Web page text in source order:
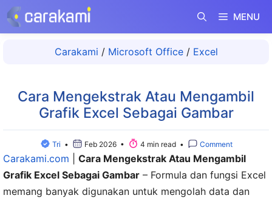
Langsung
ke
MENU
Carakami / Microsoft Office/ Excel
Cara Mengekstrak Atau Mengambil
Grafik Excel Sebagai Gambar
Tri • Feb 2026 • 4 min read • Comment
Carakami.com
Cara Mengekstrak Atau Mengambil
Grafik Excel Sebagai Gambar – Formula dan fungsi Excel
memang banyak digunakan untuk mengolah data dan